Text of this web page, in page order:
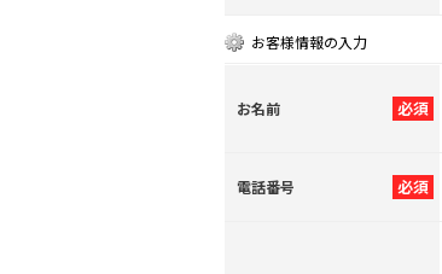
お客様情報の入力
必須
お名前
必須
電話番号